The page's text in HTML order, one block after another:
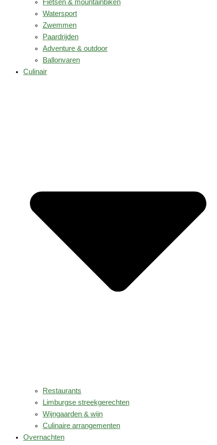
Fietsen & mountainbiken
Watersport
Zwemmen
Paardrijden
Adventure & outdoor
Ballonvaren
Culinair
Restaurants
Limburgse streekgerechten
Wijngaarden & wijn
Culinaire arrangementen
Overnachten